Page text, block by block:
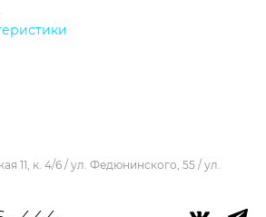
:
11, к. 4/6 / ул. Федюнинского, 55 / ул.